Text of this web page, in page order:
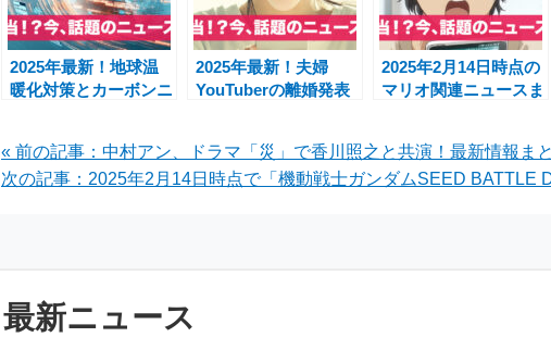
2025年最新！地球温
暖化対策とカーボンニ
2025年最新！夫婦
YouTuberの離婚発表
2025年2月14日時点の
マリオ関連ニュースま
« 前の記事：中村アン、ドラマ「災」で香川照之と共演！最新情報ま
次の記事：2025年2月14日時点で「機動戦士ガンダムSEED BATTLE
最新ニュース